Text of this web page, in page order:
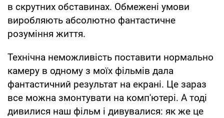
в скрутних обставинах. Обмежені умови
виробляють абсолютно фантастичне
розуміння життя.
Технічна неможливість поставити нормально
камеру в одному з моїх фільмів дала
фантастичний результат на екрані. Це зараз
все можна змонтувати на комп'ютері. А тоді
дивилися наш фільм і дивувалися: як же це